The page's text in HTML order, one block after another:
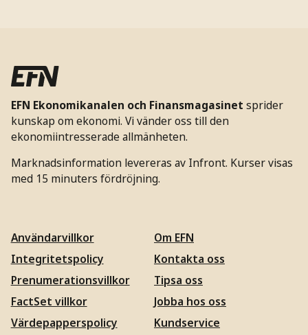
EFN Ekonomikanalen och Finansmagasinet sprider
kunskap om ekonomi. Vi vänder oss till den
ekonomiintresserade allmänheten.
Marknadsinformation levereras av Infront. Kurser visas
med 15 minuters fördröjning.
Användarvillkor
Integritetspolicy
Prenumerationsvillkor
FactSet villkor
Värdepapperspolicy
Om EFN
Kontakta oss
Tipsa oss
Jobba hos oss
Kundservice